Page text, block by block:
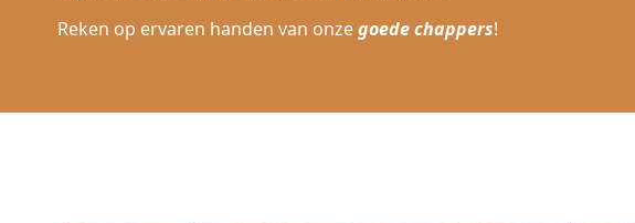
Reken op ervaren handen van onzegoede chappers!